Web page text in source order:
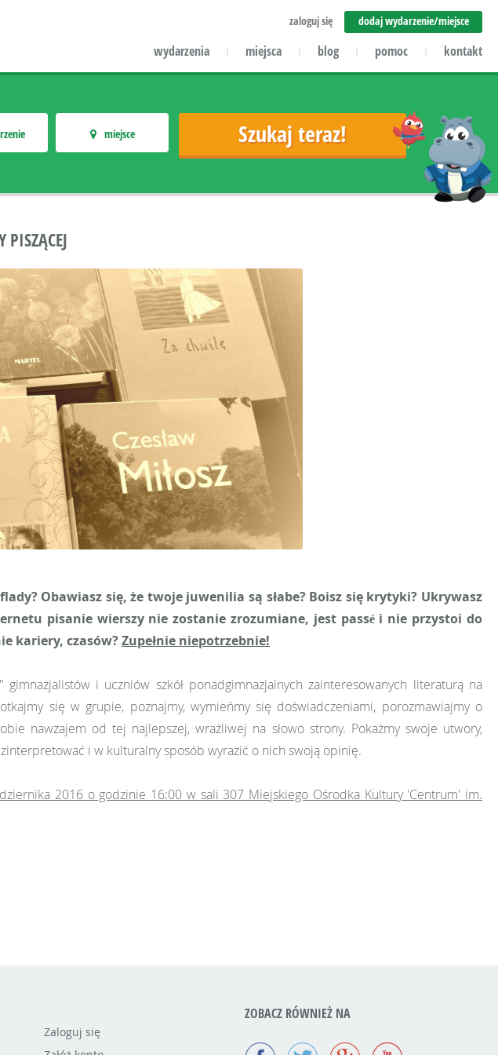
zaloguj się dodaj wydarzenie/miejsce
wydarzenia | miejsca | blog | pomoc | kontakt
miejsce
Obawiasz się, że twoje juwenilia są słabe? Boisz się krytyki? Ukrywasz
pisanie wierszy nie zostanie zrozumiane, jest passé i nie przystoi do
kariery, czasów?Zupełnie niepotrzebnie!
i uczniów szkół ponadgimnazjalnych zainteresowanych literaturą na
się w grupie, poznajmy, wymieńmy się doświadczeniami, porozmawiajmy o
nawzajem od tej najlepszej, wrażliwej na słowo strony. Pokażmy swoje utwory,
i w kulturalny sposób wyrazić o nich swoją opinię.
2016 o godzinie 16:00 w sali 307 Miejskiego Ośrodka Kultury 'Centrum' im.
Zaloguj się
ZOBACZ RÓWNIEŻ NA